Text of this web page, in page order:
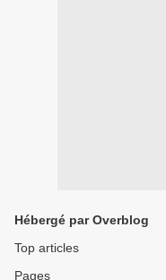
Hébergé par Overblog
Top articles
Pages